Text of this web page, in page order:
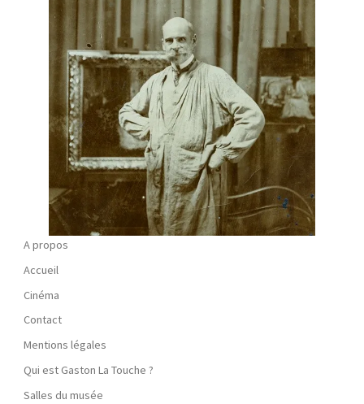
A propos
Accueil
Cinéma
Contact
Mentions légales
Qui est Gaston La Touche ?
Salles du musée